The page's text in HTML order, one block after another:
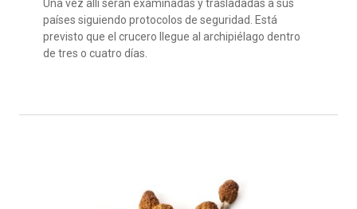
Una vez allí serán examinadas y trasladadas a sus
países siguiendo protocolos de seguridad. Está
previsto que el crucero llegue al archipiélago dentro
de tres o cuatro días.